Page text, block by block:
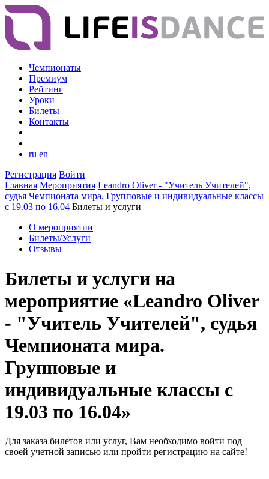
Чемпионаты
Премиум
Рейтинг
Уроки
Билеты
Контакты
ru en
Регистрация Войти
Главная Мероприятия Leandro Oliver - "Учитель Учителей",
судья Чемпионата мира. Групповые и индивидуальные классы
с 19.03 по 16.04 Билеты и услуги
О мероприятии
Билеты/Услуги
Отзывы
Билеты и услуги на
мероприятие «Leandro Oliver
- "Учитель Учителей", судья
Чемпионата мира.
Групповые и
индивидуальные классы с
19.03 по 16.04»
Для заказа билетов или услуг, Вам необходимо войти под
своей учетной записью или пройти регистрацию на сайте!